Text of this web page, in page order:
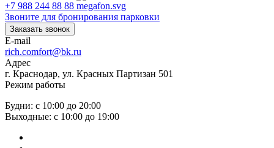
+7 988 244 88 88
Звоните для бронирования парковки
Заказать звонок
E-mail
rich.comfort@bk.ru
Адрес
г. Краснодар, ул. Красных Партизан 501
Режим работы
Будни: с 10:00 до 20:00
Выходные: с 10:00 до 19:00